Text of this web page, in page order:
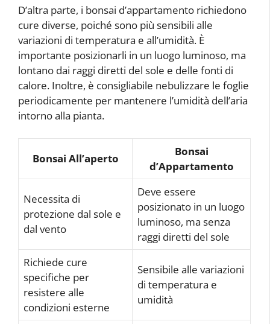
D’altra parte, i bonsai d’appartamento richiedono
cure diverse, poiché sono più sensibili alle
variazioni di temperatura e all’umidità. È
importante posizionarli in un luogo luminoso, ma
lontano dai raggi diretti del sole e delle fonti di
calore. Inoltre, è consigliabile nebulizzare le foglie
periodicamente per mantenere l’umidità dell’aria
intorno alla pianta.
Bonsai All’aperto
Bonsai
d’Appartamento
Necessita di
protezione dal sole e
dal vento
Deve essere
posizionato in un luogo
luminoso, ma senza
raggi diretti del sole
Richiede cure
specifiche per
resistere alle
condizioni esterne
Sensibile alle variazioni
di temperatura e
umidità